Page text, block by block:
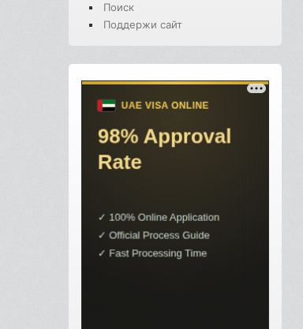
Поиск
Поддержи сайт